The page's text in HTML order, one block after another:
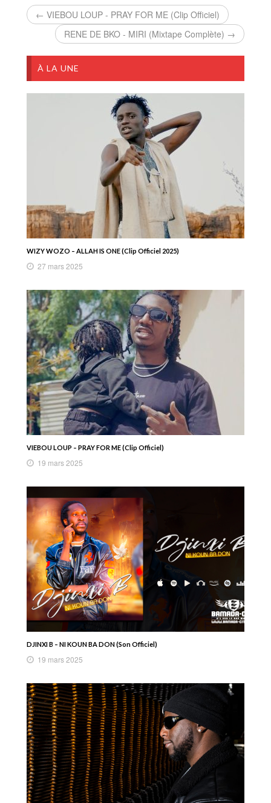
← VIEBOU LOUP - PRAY FOR ME (Clip Officiel)
RENE DE BKO - MIRI (Mixtape Complète) →
À LA UNE
WIZY WOZO – ALLAH IS ONE (Clip Officiel 2025)
27 mars 2025
VIEBOU LOUP – PRAY FOR ME (Clip Officiel)
19 mars 2025
DJINXI B – NI KOUN BA DON (Son Officiel)
19 mars 2025